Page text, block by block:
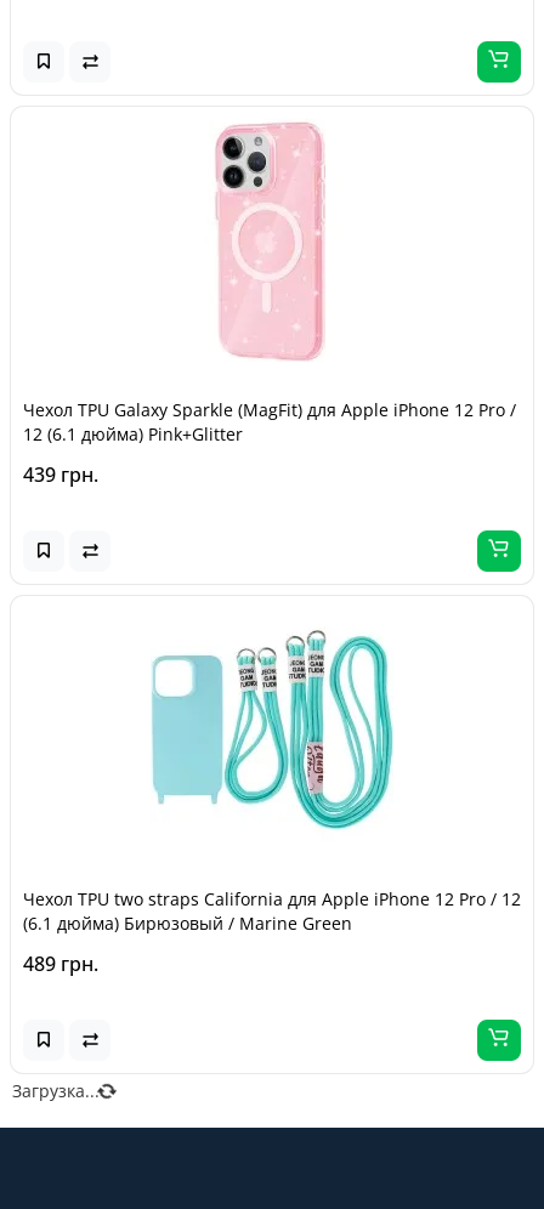
Чехол TPU Galaxy Sparkle (MagFit) для Apple iPhone 12 Pro /
12 (6.1 дюйма) Pink+Glitter
439 грн.
Чехол TPU two straps California для Apple iPhone 12 Pro / 12
(6.1 дюйма) Бирюзовый / Marine Green
489 грн.
Загрузка...